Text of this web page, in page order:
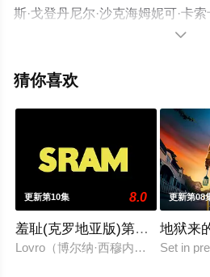
斯·戈登丹尼尔·沙克海姆妮可·卡
贝导演执导，贾斯汀·塞洛克斯凯
已揭晓（更新至8集完结），手机
看，更多剧情信息可移步至豆瓣

猜你喜欢
更新第10集 8.0
羞耻(克罗地亚版)第三季
Lovro（博尔纳·西穆内克 饰）在
更新第08
地狱来
Set in